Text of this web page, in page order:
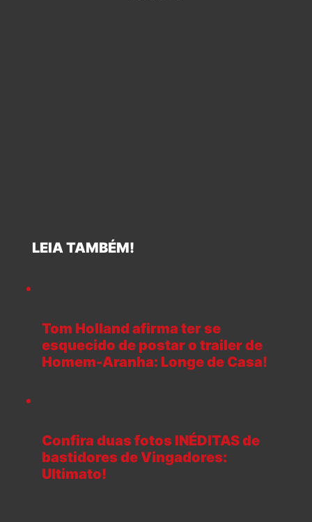
LEIA TAMBÉM!
Tom Holland afirma ter se
esquecido de postar o trailer de
Homem-Aranha: Longe de Casa!
Confira duas fotos INÉDITAS de
bastidores de Vingadores:
Ultimato!